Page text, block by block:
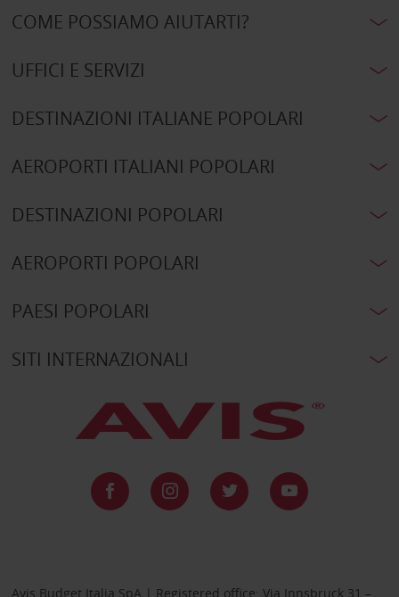
COME POSSIAMO AIUTARTI?
UFFICI E SERVIZI
DESTINAZIONI ITALIANE POPOLARI
AEROPORTI ITALIANI POPOLARI
DESTINAZIONI POPOLARI
AEROPORTI POPOLARI
PAESI POPOLARI
SITI INTERNAZIONALI
Avis Budget Italia SpA | Registered office: Via Innsbruck 31 –